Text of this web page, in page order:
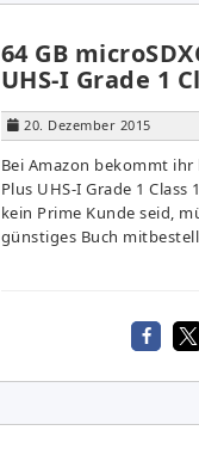
64 GB
UHS-I Grade 1
20. Dezember 2015
Bei Amazon bekommt ihr
Plus UHS-I Grade 1
kein Prime Kunde seid,
günstiges Buch